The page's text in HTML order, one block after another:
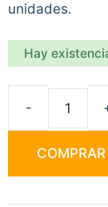
unidades.
Hay